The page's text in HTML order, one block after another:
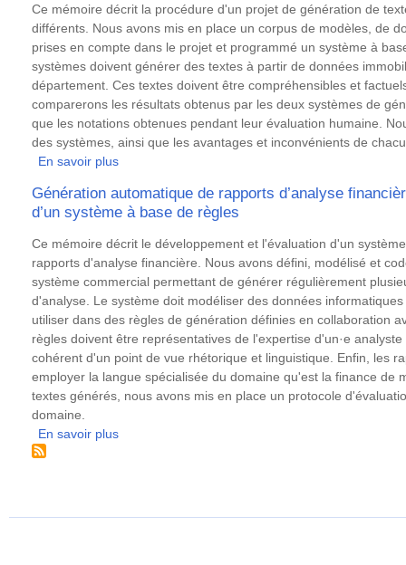
qualité
de
la
TAN
français-
chinois
fondée
typologie
des
:
le
cas
de
la
traduction
littéraire
Résumé
Ce mémoire décrit la procédure d'un projet de génération de
différents. Nous avons mis en place un corpus de modèles, de
prises en compte dans le projet et programmé un système à
systèmes doivent générer des textes à partir de données
département. Ces textes doivent être compréhensibles et
comparerons les résultats obtenus par les deux systèmes de
que les notations obtenues pendant leur évaluation humaine.
des systèmes, ainsi que les avantages et inconvénients de
En savoir plus
de
systèmes
de
génération
automatisée
de
textes
Génération automatique de rapports d’analyse
d’un système à base de règles
Résumé
Ce mémoire décrit le développement et l'évaluation d'un
rapports d'analyse financière. Nous avons défini, modélisé et
système commercial permettant de générer régulièrement
d'analyse. Le système doit modéliser des données
utiliser dans des règles de génération définies en collaboration
règles doivent être représentatives de l'expertise d'un·e
cohérent d'un point de vue rhétorique et linguistique. Enfin, les
employer la langue spécialisée du domaine qu'est la finance de
textes générés, nous avons mis en place un protocole
domaine.
En savoir plus